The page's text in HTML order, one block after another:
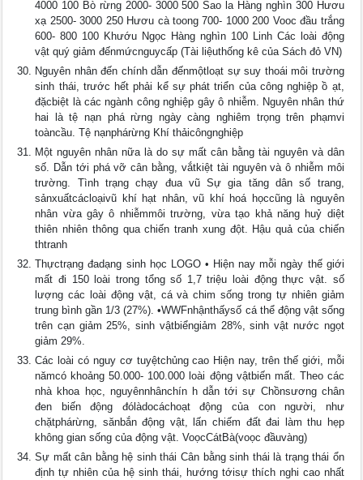
4000 100 Bò rừng 2000- 3000 500 Sao la Hàng nghìn 300 Hươu
xạ 2500- 3000 250 Hươu cà toong 700- 1000 200 Vooc đầu trắng
600- 800 100 Khướu Ngọc Hàng nghìn 100 Linh Các loài động
vật quý giảm đếnmứcnguycấp (Tài liệuthống kê của Sách đỏ VN)
Nguyên nhân đến chính dẫn đếnmộtloạt sự suy thoái môi trường
sinh thái, trước hết phải kể sự phát triển của công nghiệp ồ ạt,
đặcbiệt là các ngành công nghiệp gây ô nhiễm. Nguyên nhân thứ
hai là tệ nạn phá rừng ngày càng nghiêm trọng trên phạmvi
toàncầu. Tệ nạnphárừng Khí thảicôngnghiệp
Một nguyên nhân nữa là do sự mất cân bằng tài nguyên và dân
số. Dẫn tới phá vỡ cân bằng, vắtkiệt tài nguyên và ô nhiễm môi
trường. Tình trạng chạy đua vũ Sự gia tăng dân số trang,
sảnxuấtcácloạivũ khí hạt nhân, vũ khí hoá họccũng là nguyên
nhân vừa gây ô nhiễmmôi trường, vừa tạo khả năng huỷ diệt
thiên nhiên thông qua chiến tranh xung đột. Hậu quả của chiến
thtranh
Thựctrạng đadạng sinh học LOGO • Hiện nay mỗi ngày thế giới
mất đi 150 loài trong tổng số 1,7 triệu loài động thực vật. số
lượng các loài động vật, cá và chim sống trong tự nhiên giảm
trung bình gần 1/3 (27%). •WWFnhậnthấysố cá thể động vật sống
trên cạn giảm 25%, sinh vậtbiểngiảm 28%, sinh vật nước ngọt
giảm 29%.
Các loài có nguy cơ tuyệtchủng cao Hiện nay, trên thế giới, mỗi
nămcó khoảng 50.000- 100.000 loài động vậtbiến mất. Theo các
nhà khoa học, nguyênnhânchín h dẫn tới sự Chồnsương chân
đen biến động đólàdocáchoạt động của con người, như
chặtphárừng, sănbắn động vật, lấn chiếm đất đai làm thu hẹp
không gian sống của động vật. VoọcCátBà(voọc đầuvàng)
Sự mất cân bằng hệ sinh thái Cân bằng sinh thái là trạng thái ổn
định tự nhiên của hệ sinh thái, hướng tớisự thích nghi cao nhất